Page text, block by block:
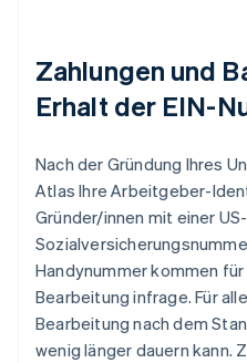
Zahlungen und
Erhalt der EIN-
Nach der Gründung Ihres
Atlas Ihre Arbeitgeber-
Gründer/innen mit einer
Handynummer kommen
Bearbeitung infrage. Für
Bearbeitung nach dem
wenig länger dauern kann.